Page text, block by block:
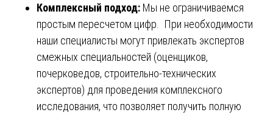
Комплексный подход: Мы не ограничиваемся
простым пересчетом цифр. При необходимости
наши специалисты могут привлекать экспертов
смежных специальностей (оценщиков,
почерковедов, строительно-технических
экспертов) для проведения комплексного
исследования, что позволяет получить полную